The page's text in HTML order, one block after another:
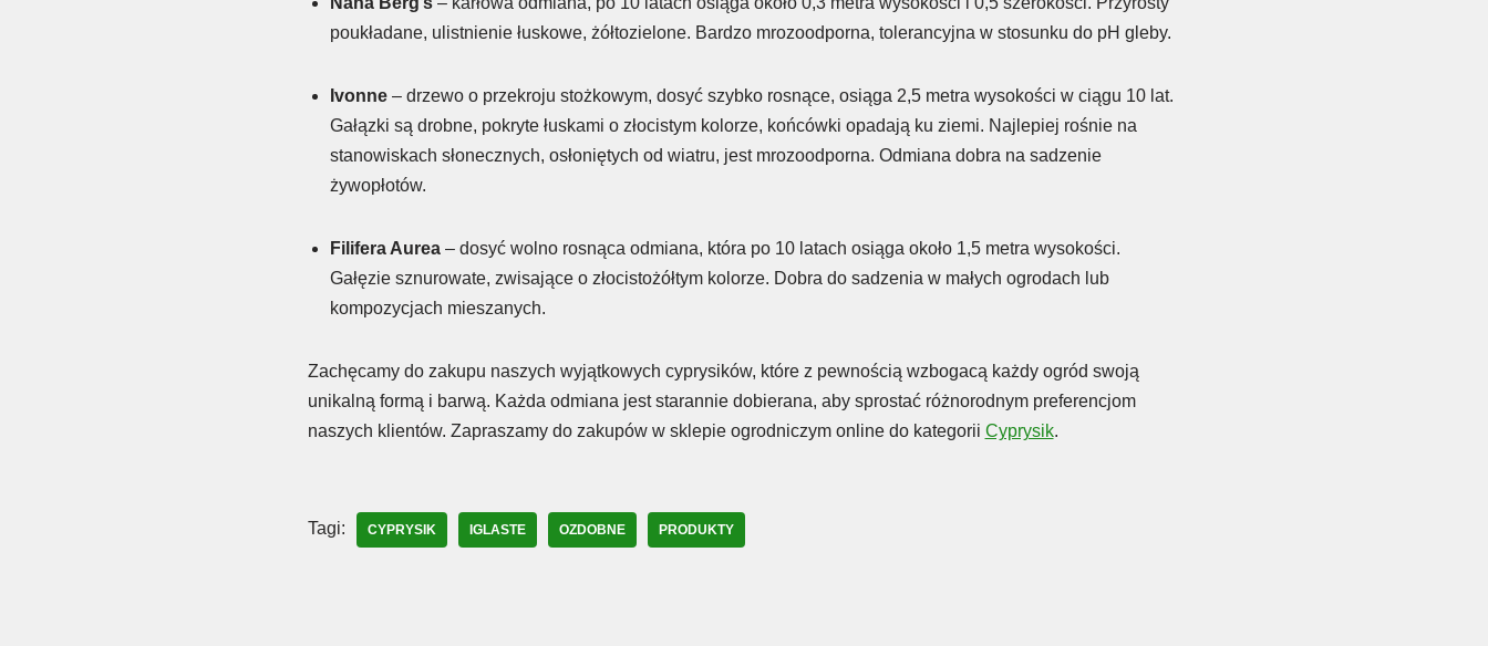
poukładane, ulistnienie łuskowe, żółtozielone. Bardzo mrozoodporna, tolerancyjna w stosunku do pH gleby.
Ivonne – drzewo o przekroju stożkowym, dosyć szybko rosnące, osiąga 2,5 metra wysokości w ciągu 10 lat.
Gałązki są drobne, pokryte łuskami o złocistym kolorze, końcówki opadają ku ziemi. Najlepiej rośnie na
stanowiskach słonecznych, osłoniętych od wiatru, jest mrozoodporna. Odmiana dobra na sadzenie
żywopłotów.
Filifera Aurea – dosyć wolno rosnąca odmiana, która po 10 latach osiąga około 1,5 metra wysokości.
Gałęzie sznurowate, zwisające o złocistożółtym kolorze. Dobra do sadzenia w małych ogrodach lub
kompozycjach mieszanych.
Zachęcamy do zakupu naszych wyjątkowych cyprysików, które z pewnością wzbogacą każdy ogród swoją
unikalną formą i barwą. Każda odmiana jest starannie dobierana, aby sprostać różnorodnym preferencjom
naszych klientów. Zapraszamy do zakupów w sklepie ogrodniczym online do kategorii Cyprysik.
Tagi: CYPRYSIK IGLASTE OZDOBNE PRODUKTY